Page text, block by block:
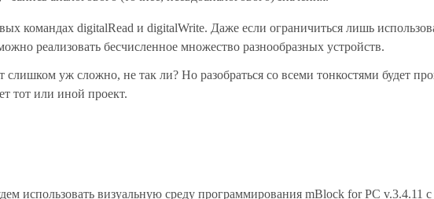
командах digitalRead и digitalWrite. Даже если ограничиться лишь
реализовать бесчисленное множество разнообразных устройств.
уж сложно, не так ли? Но разобраться со всеми тонкостями будет
тот или иной проект.
использовать визуальную среду программирования mBlock for PC v.3.4.11 с